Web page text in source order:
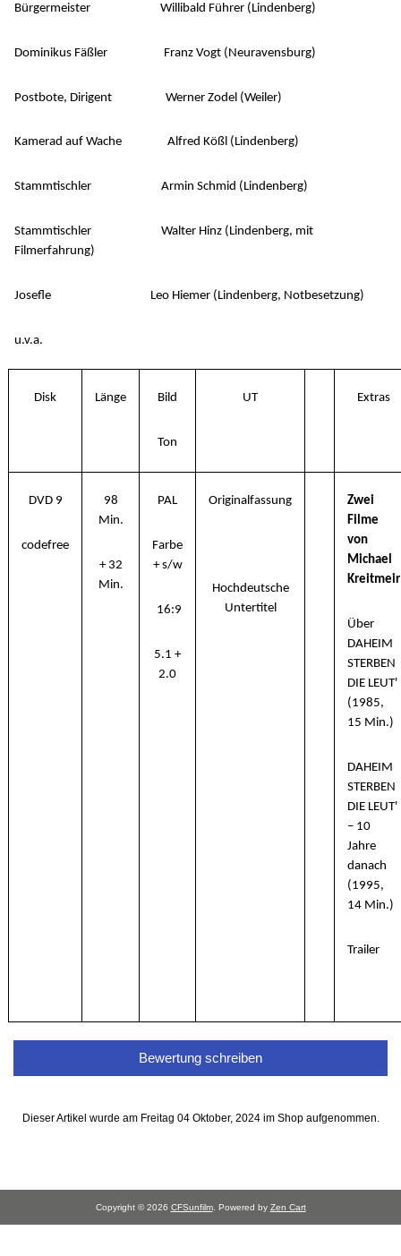
Bürgermeister Willibald Führer (Lindenberg)
Dominikus Fäßler Franz Vogt (Neuravensburg)
Postbote, Dirigent Werner Zodel (Weiler)
Kamerad auf Wache Alfred Kößl (Lindenberg)
Stammtischler Armin Schmid (Lindenberg)
Stammtischler Walter Hinz (Lindenberg, mit
Filmerfahrung)
Josefle Leo Hiemer (Lindenberg, Notbesetzung)
u.v.a.
Disk Länge Bild
Ton
UT Extras
DVD 9
codefree
98
Min.
+ 32
Min.
PAL
Farbe
+ s/w
16:9
5.1 +
2.0
Originalfassung
Hochdeutsche
Untertitel
Zwei
Filme
von
Michael
Kreitmeir
Über
DAHEIM
STERBEN
DIE LEUT'
(1985,
15 Min.)
DAHEIM
STERBEN
DIE LEUT'
– 10
Jahre
danach
(1995,
14 Min.)
Trailer
Bewertung schreiben
Dieser Artikel wurde am Freitag 04 Oktober, 2024 im Shop aufgenommen.
Copyright © 2026 CFSunfilm. Powered by Zen Cart